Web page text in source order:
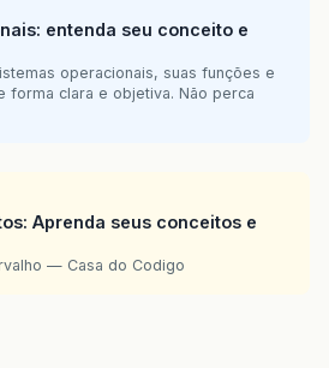
entenda seu conceito e
operacionais, suas funções e
forma clara e objetiva. Não perca
Aprenda seus conceitos e
— Casa do Codigo